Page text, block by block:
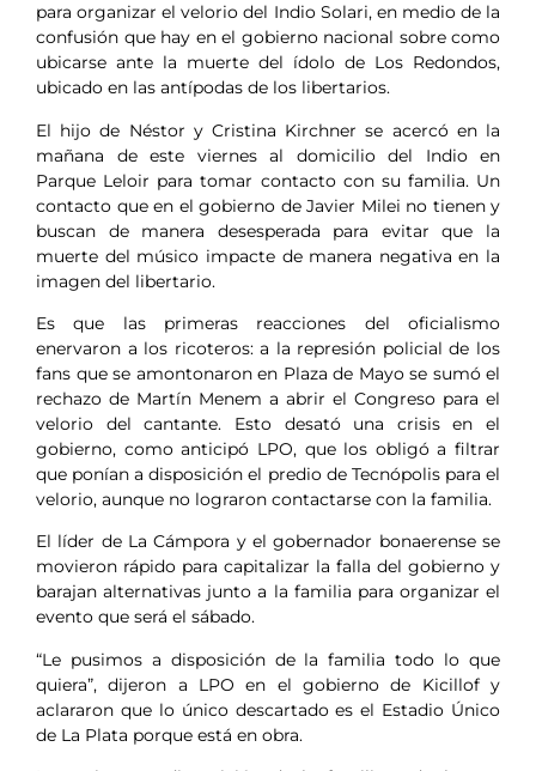
para organizar el velorio del Indio Solari, en medio de la
confusión que hay en el gobierno nacional sobre como
ubicarse ante la muerte del ídolo de Los Redondos,
ubicado en las antípodas de los libertarios.
El hijo de Néstor y Cristina Kirchner se acercó en la
mañana de este viernes al domicilio del Indio en
Parque Leloir para tomar contacto con su familia. Un
contacto que en el gobierno de Javier Milei no tienen y
buscan de manera desesperada para evitar que la
muerte del músico impacte de manera negativa en la
imagen del libertario.
Es que las primeras reacciones del oficialismo
enervaron a los ricoteros: a la represión policial de los
fans que se amontonaron en Plaza de Mayo se sumó el
rechazo de Martín Menem a abrir el Congreso para el
velorio del cantante. Esto desató una crisis en el
gobierno, como anticipó LPO, que los obligó a filtrar
que ponían a disposición el predio de Tecnópolis para el
velorio, aunque no lograron contactarse con la familia.
El líder de La Cámpora y el gobernador bonaerense se
movieron rápido para capitalizar la falla del gobierno y
barajan alternativas junto a la familia para organizar el
evento que será el sábado.
“Le pusimos a disposición de la familia todo lo que
quiera”, dijeron a LPO en el gobierno de Kicillof y
aclararon que lo único descartado es el Estadio Único
de La Plata porque está en obra.